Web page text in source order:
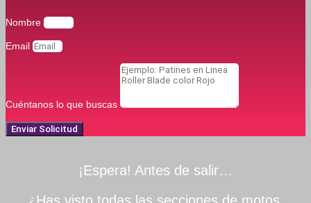
Nombre
Email
Cuéntanos lo que buscas
Enviar Solicitud
¡Espera! Antes de salir…